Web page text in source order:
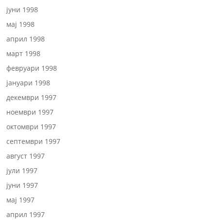
јуни 1998
мај 1998
април 1998
март 1998
февруари 1998
јануари 1998
декември 1997
ноември 1997
октомври 1997
септември 1997
август 1997
јули 1997
јуни 1997
мај 1997
април 1997